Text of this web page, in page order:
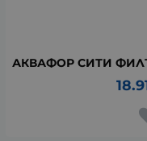
АКВАФОР СИТИ